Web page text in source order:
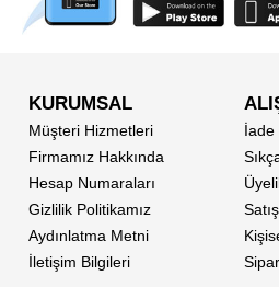
KURUMSAL
Müşteri Hizmetleri
Firmamız Hakkında
Hesap Numaraları
Gizlilik Politikamız
Aydınlatma Metni
İletişim Bilgileri
İade